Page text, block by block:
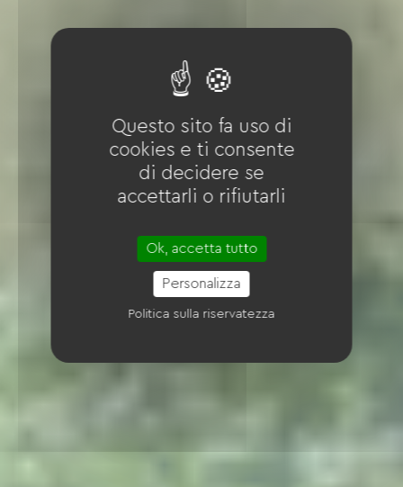
Questo sito fa uso di
cookies e ti consente
di decidere se
accettarli o rifiutarli
Ok, accetta tutto
Personalizza
Politica sulla riservatezza